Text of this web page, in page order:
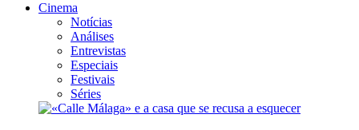
Cinema
Notícias
Análises
Entrevistas
Especiais
Festivais
Séries